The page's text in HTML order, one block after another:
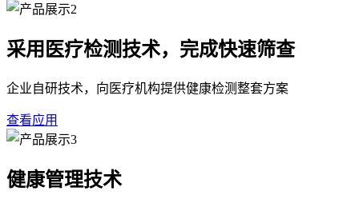
采用医疗检测技术，完成快速筛查
企业自研技术，向医疗机构提供健康检测整套方案
查看应用
健康管理技术